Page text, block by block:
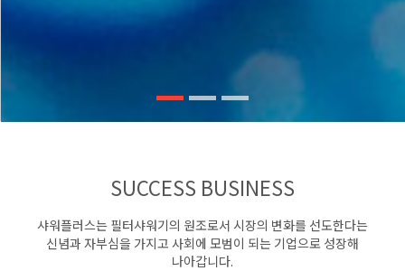
SUCCESS BUSINESS
샤워플러스는 필터샤워기의 원조로서 시장의 변화를 선도한다는
신념과 자부심을 가지고 사회에 모범이 되는 기업으로 성장해
나아갑니다.